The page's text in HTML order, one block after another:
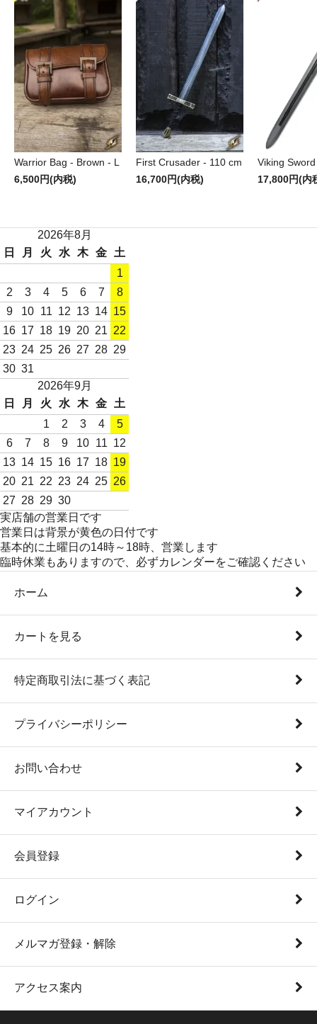
Warrior Bag - Brown - L
6,500円(内税)
First Crusader - 110 cm
16,700円(内税)
Viking Sword
17,800円(内
2026年8月
日
月 火 水 木 金
土
1
2
3 4 5 6 7
8
9
10 11 12 13 14 15
16 17 18 19 20 21 22
23 24 25 26 27 28 29
30 31
2026年9月
日
月 火 水 木 金
土
1
2 3 4
5
6
7 8 9 10 11 12
13 14 15 16 17 18 19
20 21 22 23 24 25 26
27 28 29 30
実店舗の営業日です
営業日は背景が黄色の日付です
基本的に土曜日の14時～18時、営業します
臨時休業もありますので、必ずカレンダーをご確認ください
ホーム
カートを見る
特定商取引法に基づく表記
プライバシーポリシー
お問い合わせ
マイアカウント
会員登録
ログイン
メルマガ登録・解除
アクセス案内